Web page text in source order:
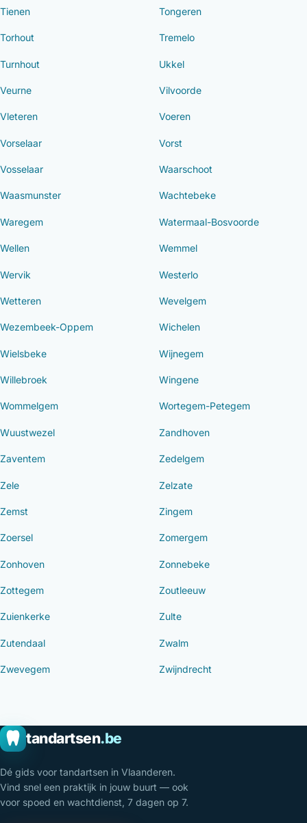
Tienen Tongeren
Torhout Tremelo
Turnhout Ukkel
Veurne Vilvoorde
Vleteren Voeren
Vorselaar Vorst
Vosselaar Waarschoot
Waasmunster Wachtebeke
Waregem Watermaal-Bosvoorde
Wellen Wemmel
Wervik Westerlo
Wetteren Wevelgem
Wezembeek-Oppem Wichelen
Wielsbeke Wijnegem
Willebroek Wingene
Wommelgem Wortegem-Petegem
Wuustwezel Zandhoven
Zaventem Zedelgem
Zele Zelzate
Zemst Zingem
Zoersel Zomergem
Zonhoven Zonnebeke
Zottegem Zoutleeuw
Zuienkerke Zulte
Zutendaal Zwalm
Zwevegem Zwijndrecht
tandartsen.be
Dé gids voor tandartsen in Vlaanderen.
Vind snel een praktijk in jouw buurt — ook
voor spoed en wachtdienst, 7 dagen op 7.